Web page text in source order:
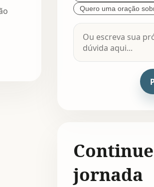
Quero uma oração
jornada